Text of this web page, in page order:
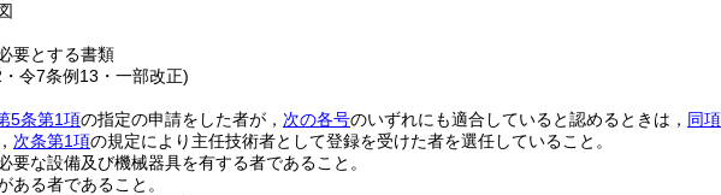
要とする書類
令7条例13・一部改正)
5条第1項の指定の申請をした者が， 次の各号のいずれにも適合していると認めるときは， 同項
次条第1項の規定により主任技術者として登録を受けた者を選任していること。
要な設備及び機械器具を有する者であること。
ある者であること。